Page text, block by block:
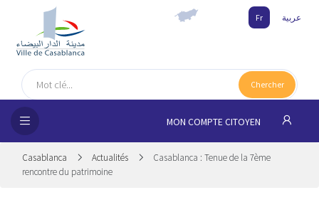
Fr عربية
Chercher
MON COMPTE CITOYEN
Casablanca Actualités
Casablanca : Tenue de la 7ème
rencontre du patrimoine